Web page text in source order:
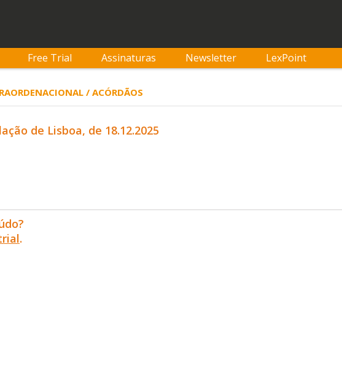
Free Trial Assinaturas Newsletter LexPoint
/ ACÓRDÃOS
de Lisboa, de 18.12.2025
.